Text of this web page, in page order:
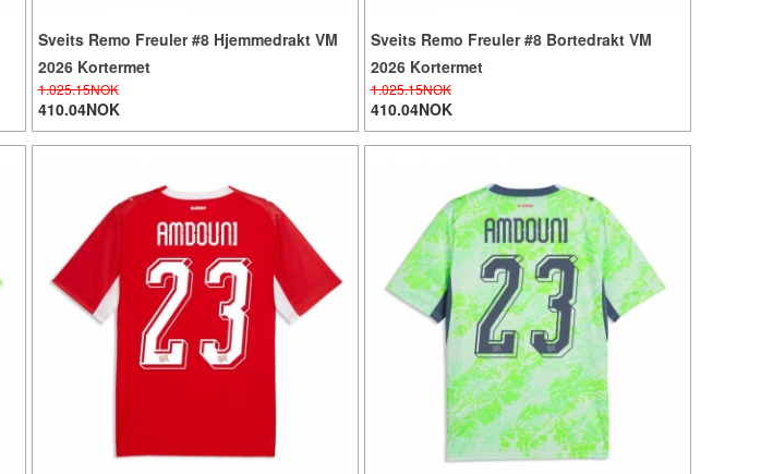
Sveits Remo Freuler #8 Hjemmedrakt VM
2026 Kortermet
1.025.15NOK
410.04NOK
Sveits Remo Freuler #8 Bortedrakt VM
2026 Kortermet
1.025.15NOK
410.04NOK